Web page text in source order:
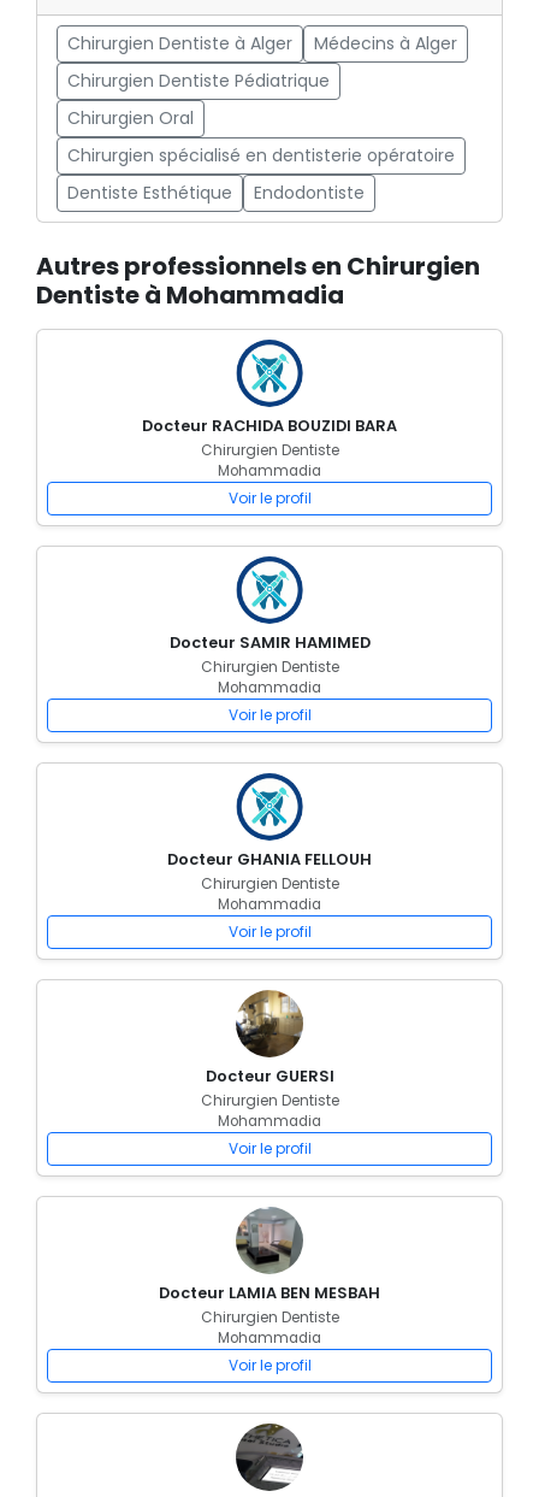
Chirurgien Dentiste à Alger
Médecins à Alger
Chirurgien Dentiste Pédiatrique
Chirurgien Oral
Chirurgien spécialisé en dentisterie opératoire
Dentiste Esthétique
Endodontiste
Autres professionnels en Chirurgien
Dentiste à Mohammadia
Docteur RACHIDA BOUZIDI BARA
Chirurgien Dentiste
Mohammadia
Voir le profil
Docteur SAMIR HAMIMED
Chirurgien Dentiste
Mohammadia
Voir le profil
Docteur GHANIA FELLOUH
Chirurgien Dentiste
Mohammadia
Voir le profil
Docteur GUERSI
Chirurgien Dentiste
Mohammadia
Voir le profil
Docteur LAMIA BEN MESBAH
Chirurgien Dentiste
Mohammadia
Voir le profil